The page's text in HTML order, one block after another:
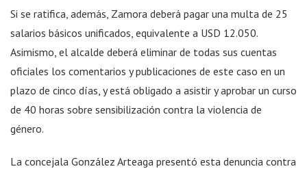
Si se ratifica, además, Zamora deberá pagar una multa de 25
salarios básicos unificados, equivalente a USD 12.050.
Asimismo, el alcalde deberá eliminar de todas sus cuentas
oficiales los comentarios y publicaciones de este caso en un
plazo de cinco días, y está obligado a asistir y aprobar un curso
de 40 horas sobre sensibilización contra la violencia de
género.
La concejala González Arteaga presentó esta denuncia contra